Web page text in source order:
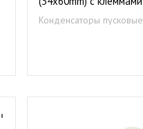
Конденсаторы пусковые